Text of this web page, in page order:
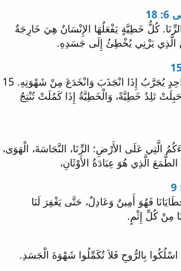
الزِّنَا. كُلُّ خَطِيَّةٍ يَفْعَلُهَا الإِنْسَانُ هِيَ خَارِجَةٌ
الَّذِي يَزْنِي يُخْطِئُ إِلَى جَسَدِهِ.
14 وَلَكِنَّ كُلَّ وَاحِدٍ يُجَرَّبُ إِذَا انْجَذَبَ وَانْخَدَعَ مِنْ شَهْوَتِهِ. 15
تَلِدُ خَطِيَّةً، وَالْخَطِيَّةُ إِذَا كَمُلَتْ تُنْتِجُ
الَّتِي عَلَى الأَرْضِ: الزِّنَا، النَّجَاسَةَ، الْهَوَى،
الَّذِي هُوَ عِبَادَةُ الأَوْثَانِ،
فَهُوَ أَمِينٌ وَعَادِلٌ، حَتَّى يَغْفِرَ لَنَا
مِنْ كُلِّ إِثْمٍ.